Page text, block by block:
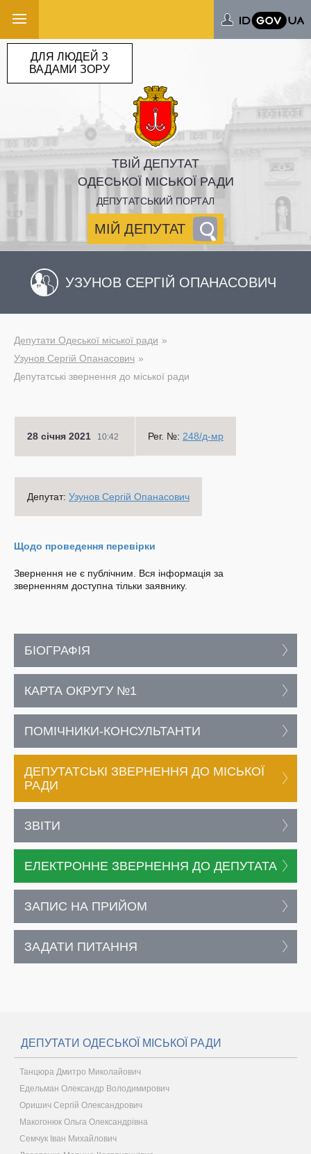
ТВІЙ ДЕПУТАТ
ОДЕСЬКОЇ МІСЬКОЇ РАДИ
ДЕПУТАТСЬКИЙ ПОРТАЛ
МІЙ ДЕПУТАТ
ДЛЯ ЛЮДЕЙ З
ВАДАМИ ЗОРУ
УЗУНОВ СЕРГІЙ ОПАНАСОВИЧ
Депутати Одеської міської ради
Узунов Сергій Опанасович
Депутатські звернення до міської ради
28 січня 2021 10:42 Рег. №: 248/д-мр
Депутат: Узунов Сергій Опанасович
Щодо проведення перевірки
Звернення не є публічним. Вся інформація за
зверненням доступна тільки заявнику.
БІОГРАФІЯ
КАРТА ОКРУГУ №1
ПОМІЧНИКИ-КОНСУЛЬТАНТИ
ДЕПУТАТСЬКІ ЗВЕРНЕННЯ ДО МІСЬКОЇ
РАДИ
ЗВІТИ
ЕЛЕКТРОННЕ ЗВЕРНЕННЯ ДО ДЕПУТАТА
ЗАПИС НА ПРИЙОМ
ЗАДАТИ ПИТАННЯ
ДЕПУТАТИ ОДЕСЬКОЇ МІСЬКОЇ РАДИ
Танцюра Дмитро Миколайович
Едельман Олександр Володимирович
Оришич Сергій Олександрович
Макогонюк Ольга Олександрівна
Семчук Іван Михайлович